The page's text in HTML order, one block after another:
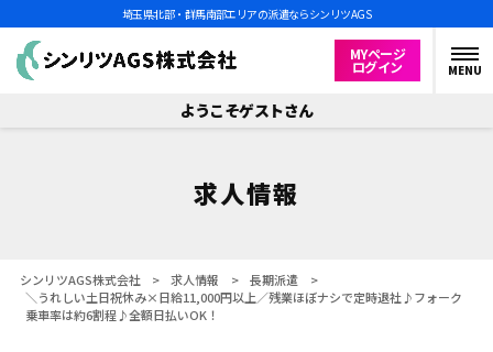
埼玉県北部・群馬南部エリアの派遣ならシンリツAGS
MYページ
ログイン MENU
ようこそゲストさん
求人情報
シンリツAGS株式会社 > 求人情報 > 長期派遣>
＼うれしい土日祝休み×日給11,000円以上／残業ほぼナシで定時退社♪フォーク
乗車率は約6割程♪全額日払いOK！